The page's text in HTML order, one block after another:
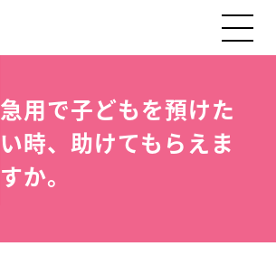
急用で子どもを預けた
い時、助けてもらえま
すか。